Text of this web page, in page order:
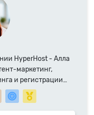
HyperHost - Алла
маркетинг,
и регистрации
HyperHost.UA